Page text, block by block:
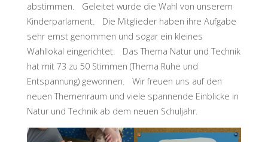
abstimmen. Geleitet wurde die Wahl von unserem
Kinderparlament. Die Mitglieder haben ihre Aufgabe
sehr ernst genommen und sogar ein kleines
Wahllokal eingerichtet. Das Thema Natur und Technik
hat mit 73 zu 50 Stimmen (Thema Ruhe und
Entspannung) gewonnen. Wir freuen uns auf den
neuen Themenraum und viele spannende Einblicke in
Natur und Technik ab dem neuen Schuljahr.